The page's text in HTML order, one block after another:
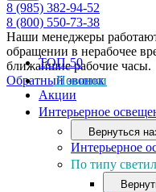
8 (985) 382-94-52
8 (800) 550-73-38
Наши менеджеры
обращении в нерабочее
ближайшие рабочие часы.
Обратный звонок
ТОП-50
Новинки
Акции
Интерьерное
Вернуться
Интерьерное
По типу